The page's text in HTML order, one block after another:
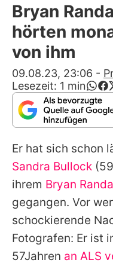
Alle
Bryan
hörten
von ihm
09.08.23, 23:06 -
Lesezeit: 1 min
Er hat sich schon
Sandra Bullock
ihrem Bryan
gegangen. Vor
schockierende
Fotografen: Er ist
57Jahren an ALS